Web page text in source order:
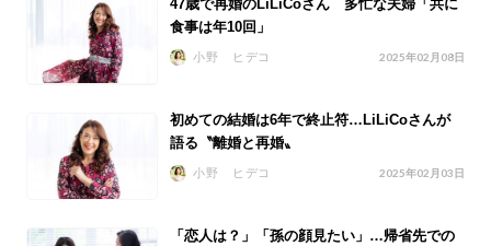
47歳で再婚のLiLiCoさん 多忙な夫婦「共に
食事は年10回」
小野 ヒデコ 2025年02月08日
初めての結婚は6年で終止符…LiLiCoさんが
語る〝離婚と再婚〟
小野 ヒデコ 2025年02月03日
「恋人は？」「孫の顔見たい」…帰省先での